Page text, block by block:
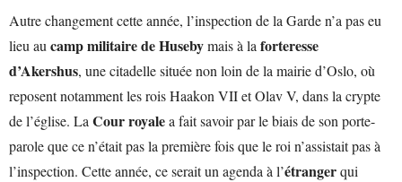
Autre changement cette année, l’inspection de la Garde n’a pas eu
lieu au camp militaire de Husebymais à la forteresse
d’Akershus, une citadelle située non loin de la mairie d’Oslo, où
reposent notamment les rois Haakon VII et Olav V, dans la crypte
de l’église. La Cour royalea fait savoir par le biais de son porte-
parole que ce n’était pas la première fois que le roi n’assistait pas à
l’inspection. Cette année, ce serait un agenda à l’étrangerqui